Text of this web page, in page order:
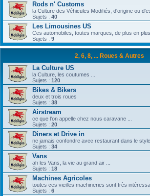
Rods n' Customs
la Culture des Véhicules Modifiés, d'origine ou
Sujets : 40
Les Limousines US
Ces automobiles, toutes marques, de plus en
Sujets : 9
2, 6, 8, ... Roues & Autres
La Culture US
la Culture, les coutumes ...
Sujets : 120
Bikes & Bikers
deux et trois roues
Sujets : 38
Airstream
ce que l'on appelle chez nous caravane ...
Sujets : 20
Diners et Drive in
ne jamais confondre avec restaurant dans le
Sujets : 34
Vans
ah les Vans, la vie au grand air ...
Sujets : 18
Machines Agricoles
toutes ces vieilles machineries sont très
Sujets : 6